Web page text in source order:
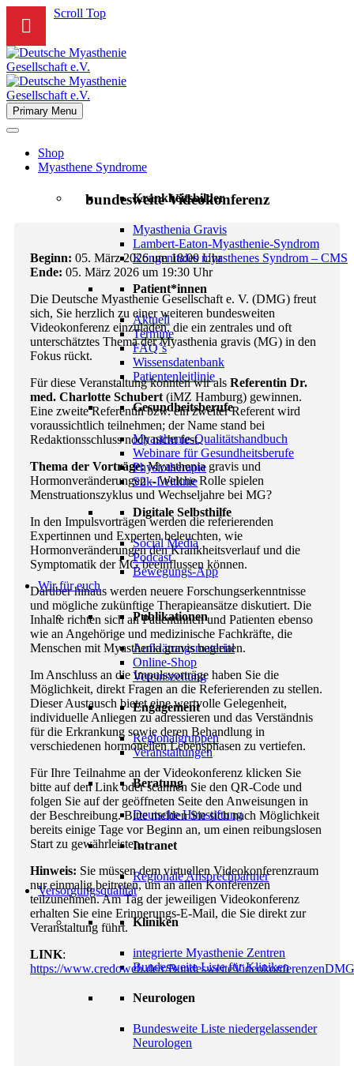
Scroll Top
Primary Menu
Shop
Myasthene Syndrome
Krankheitsbilder
Myasthenia Gravis
Lambert-Eaton-Myasthenie-Syndrom
Kongenitales myasthenes Syndrom – CMS
Patient*innen
Aktuell
Termine
FAQ´s
Wissensdatenbank
Patientenleitlinie
Gesundheitsberufe
Myasthenie-Qualitätshandbuch
Webinare für Gesundheitsberufe
Physiotherapie
S2k-Leitlinie
Digitale Selbsthilfe
Social Media
Podcast
Bewegungs-App
Wir für euch
Publikationen
Aufklärungsmaterial
Online-Shop
Vereinszeitung
Engagement
Regionalgruppen
Veranstaltungen
Beratung
Deutsche Hirnstiftung
Intranet
Regionale Ansprechpartner
Versorgungsqualität
Kliniken
integrierte Myasthenie Zentren
Bundesweite Liste für Kliniken
Neurologen
Bundesweite Liste niedergelassender
Neurologen
bundesweite Videokonferenz
Beginn: 05. März 2026 um 18:00 Uhr
Ende: 05. März 2026 um 19:30 Uhr
Die Deutsche Myasthenie Gesellschaft e. V. (DMG) freut
sich, Sie herzlich zu einer weiteren bundesweiten
Videokonferenz einzuladen, die ein zentrales und oft
unterschätztes Thema der Myasthenia gravis (MG) in den
Fokus rückt.
Für diese Veranstaltung konnten wir als Referentin Dr.
med. Charlotte Schubert(iMZ Hamburg) gewinnen.
Eine zweite Referentin bzw. ein zweiter Referent wird
voraussichtlich teilnehmen; der Name stand bei
Redaktionsschluss noch nicht fest.
Thema der Vorträge:Myasthenia gravis und
Hormonveränderungen – Welche Rolle spielen
Menstruationszyklus und Wechseljahre bei MG?
In den Impulsvorträgen werden die referierenden
Expertinnen und Experten beleuchten, wie
Hormonveränderungen den Krankheitsverlauf und die
Symptomatik der MG beeinflussen können.
Darüber hinaus werden neuere Forschungserkenntnisse
und mögliche zukünftige Therapieansätze diskutiert. Die
Inhalte richten sich an Patientinnen und Patienten ebenso
wie an Angehörige und medizinische Fachkräfte, die
Menschen mit Myasthenia gravis begleiten.
Im Anschluss an die Impulsvorträge haben Sie die
Möglichkeit, direkt Fragen an die Referierenden zu stellen.
Dieser Austausch bietet eine wertvolle Gelegenheit,
individuelle Anliegen zu adressieren und das Verständnis
für die Erkrankung sowie deren Behandlung in
verschiedenen hormonellen Lebensphasen zu vertiefen.
Für Ihre Teilnahme an der Videokonferenz klicken Sie
bitte auf den Link oder scannen Sie den QR‑Code und
folgen Sie auf der geöffneten Seite den Anweisungen in
der Beschreibung. Bitte melden Sie sich nach Möglichkeit
bereits einige Tage vor Beginn an, um einen reibungslosen
Start zu gewährleisten.
Hinweis: Sie müssen dem virtuellen Videokonferenzraum
nur einmalig beitreten, um an allen Konferenzen
teilzunehmen. Am Tag der jeweiligen Videokonferenz
erhalten Sie eine Erinnerungs‑E-Mail, die Sie direkt zur
Veranstaltung führt.
LINK:
https://www.credoweb.de/r/